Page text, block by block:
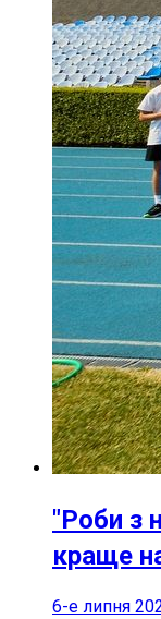
"Роби з
краще
6-е липня